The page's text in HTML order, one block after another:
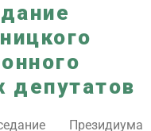
депутатов
Президиума